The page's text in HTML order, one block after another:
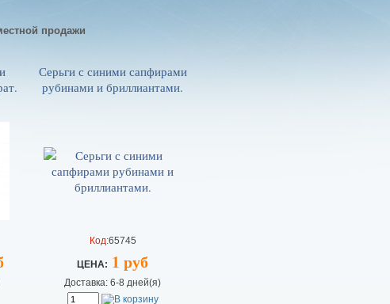
продажи
Серьги с синими сапфирами
рубинами и бриллиантами.
Код:65745
ЦEHA: 1 руб
Доставка: 6-8 дней(я)